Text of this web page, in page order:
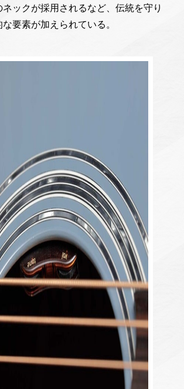
ネックが採用されるなど、伝統を守り
要素が加えられている。